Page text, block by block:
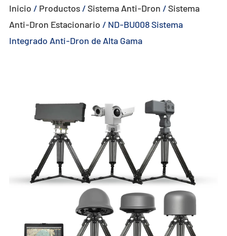
- - - ND-BU004 Sistema Anti-Dron de Seguridad de Base
- - - ND-BU005 Sistema Anti-Dron Pasivo Avanzado
- - Sistema Portátil Anti-Dron
- - - ND-BD003 Sistema Portátil Anti-Dron
- - - ND-BD004 Jammer Portátil Anti-Dron
- - - ND-BD005 Sistema Portátil Anti-Dron de Alta Gama
- - - ND-BD006 Sistema Anti-Dron de Mochila de Alta Gama
- - Radar Anti-Dron
Inicio / Productos/Sistema Anti-Dron /Sistema
Anti-Dron Estacionario / ND-BU008 Sistema
Integrado Anti-Dron de Alta Gama